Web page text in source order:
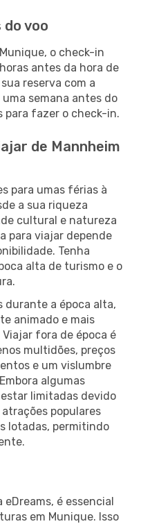
voo
o check-in
antes da hora de
reserva com a
semana antes do
para fazer o check-in.
de Mannheim
para umas férias à
a sua riqueza
cultural e natureza
para viajar depende
Tenha
alta de turismo e o
durante a época alta,
animado e mais
fora de época é
multidões, preços
e um vislumbre
algumas
limitadas devido
populares
lotadas, permitindo
é essencial
em Munique. Isso